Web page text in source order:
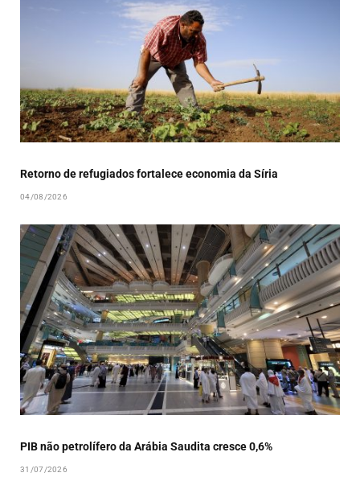
Retorno de refugiados fortalece economia da Síria
04/08/2026
PIB não petrolífero da Arábia Saudita cresce 0,6%
31/07/2026